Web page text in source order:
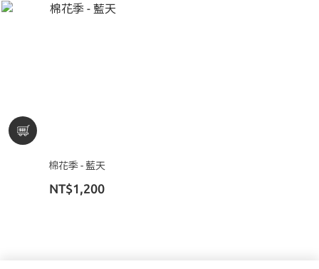
棉花季 - 藍天
NT$1,200